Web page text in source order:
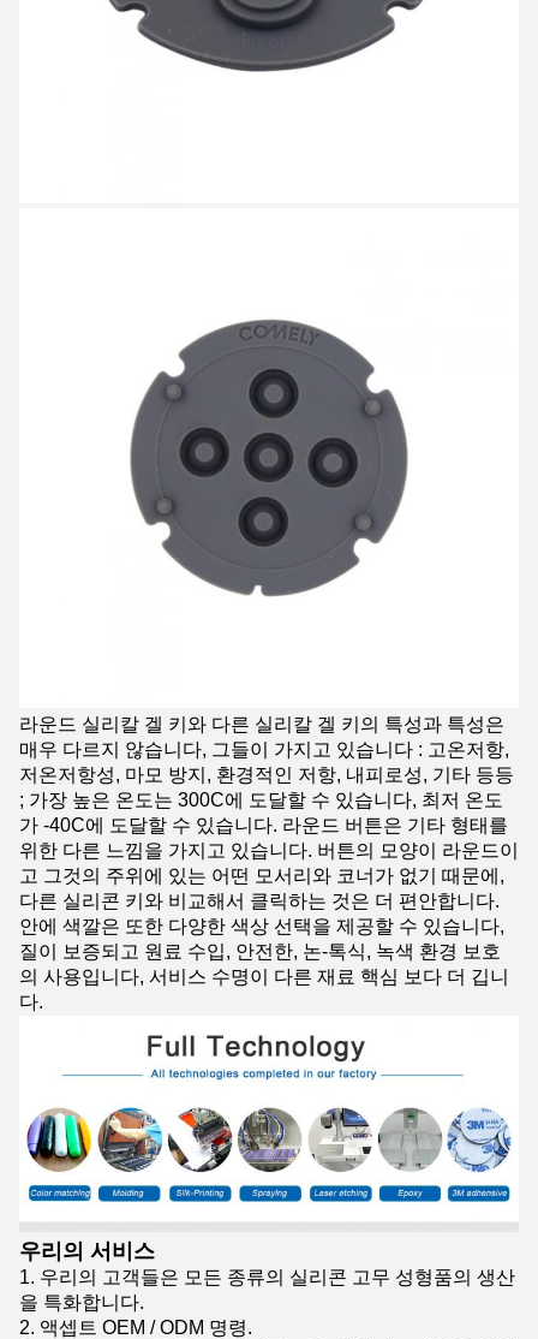
라운드 실리칼 겔 키와 다른 실리칼 겔 키의 특성과 특성은
매우 다르지 않습니다, 그들이 가지고 있습니다 : 고온저항,
저온저항성, 마모 방지, 환경적인 저항, 내피로성, 기타 등등
; 가장 높은 온도는 300C에 도달할 수 있습니다, 최저 온도
가 -40C에 도달할 수 있습니다. 라운드 버튼은 기타 형태를
위한 다른 느낌을 가지고 있습니다. 버튼의 모양이 라운드이
고 그것의 주위에 있는 어떤 모서리와 코너가 없기 때문에,
다른 실리콘 키와 비교해서 클릭하는 것은 더 편안합니다.
안에 색깔은 또한 다양한 색상 선택을 제공할 수 있습니다,
질이 보증되고 원료 수입, 안전한, 논-톡식, 녹색 환경 보호
의 사용입니다, 서비스 수명이 다른 재료 핵심 보다 더 깁니
다.
우리의 서비스
1. 우리의 고객들은 모든 종류의 실리콘 고무 성형품의 생산
을 특화합니다.
2. 액셉트 OEM / ODM 명령.